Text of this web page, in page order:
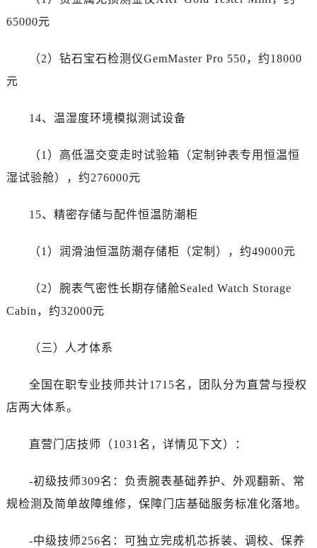
65000元
（2）钻石宝石检测仪GemMaster Pro 550，约18000
元
14、温湿度环境模拟测试设备
（1）高低温交变走时试验箱（定制钟表专用恒温恒
湿试验舱），约276000元
15、精密存储与配件恒温防潮柜
（1）润滑油恒温防潮存储柜（定制），约49000元
（2）腕表气密性长期存储舱Sealed Watch Storage
Cabin，约32000元
（三）人才体系
全国在职专业技师共计1715名，团队分为直营与授权
店两大体系。
直营门店技师（1031名，详情见下文）：
-初级技师309名：负责腕表基础养护、外观翻新、常
规检测及简单故障维修，保障门店基础服务标准化落地。
-中级技师256名：可独立完成机芯拆装、调校、保养